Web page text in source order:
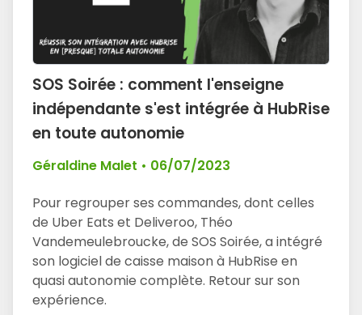
SOS Soirée : comment l'enseigne
indépendante s'est intégrée à HubRise
en toute autonomie
Géraldine Malet • 06/07/2023
Pour regrouper ses commandes, dont celles
de Uber Eats et Deliveroo, Théo
Vandemeulebroucke, de SOS Soirée, a intégré
son logiciel de caisse maison à HubRise en
quasi autonomie complète. Retour sur son
expérience.